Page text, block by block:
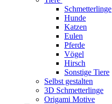
Schmetterlinge
Hunde
Katzen
Eulen
Pferde
Vögel
Hirsch
Sonstige Tiere
Selbst gestalten
3D Schmetterlinge
Origami Motive